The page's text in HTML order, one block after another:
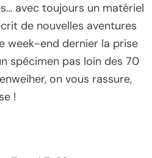
avec toujours un matériel
de nouvelles aventures
week-end dernier la prise
spécimen pas loin des 70
on vous rassure,
!